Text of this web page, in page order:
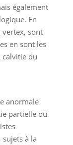
également
En
vertex, sont
en sont les
calvitie du
anormale
partielle ou
à la